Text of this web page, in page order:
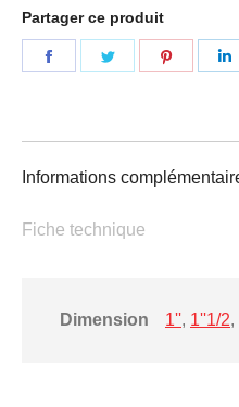
Partager ce produit
Partager Partager Partager
Informations
Fiche technique
Dimension 1'', 1''1/2,